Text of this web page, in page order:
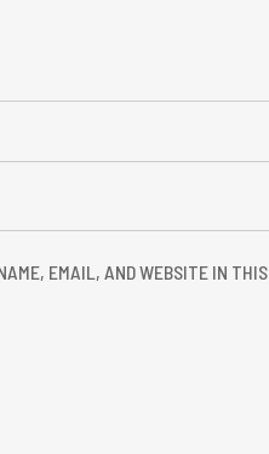
EMAIL, AND WEBSITE IN